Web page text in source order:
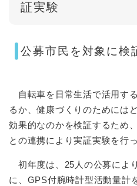
証実験
公募市民を対象に検
自転車を日常生活で活用す
るか、健康づくりのためには
効果的なのかを検証するため
との連携により実証実験を行
初年度は、25人の公募によ
に、GPS付腕時計型活動量計